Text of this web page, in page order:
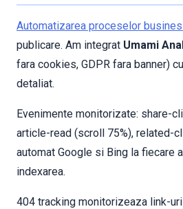
Automatizarea proceselor
publicare. Am integrat Umami
fara cookies, GDPR fara banner)
detaliat.
Evenimente monitorizate: share-
article-read (scroll 75%), related-
automat Google si Bing la fiecare
indexarea.
404 tracking monitorizeaza link-